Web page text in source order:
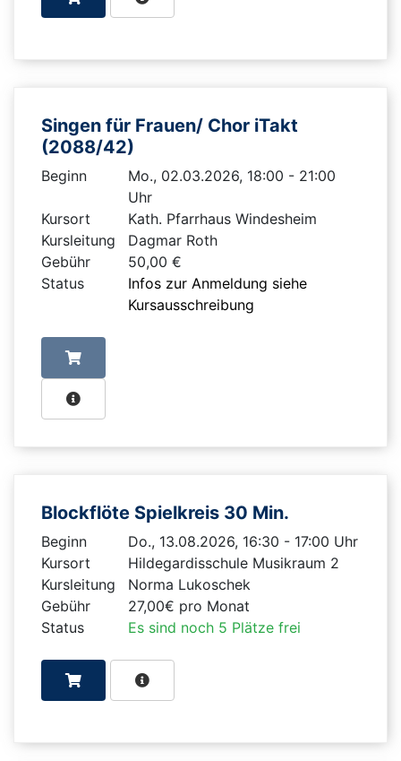
Singen für Frauen/ Chor iTakt
(2088/42)
Beginn
Mo., 02.03.2026, 18:00 - 21:00
Uhr
Kursort
Kath. Pfarrhaus Windesheim
Kursleitung
Dagmar Roth
Gebühr
50,00 €
Status
Infos zur Anmeldung siehe
Kursausschreibung
Blockflöte Spielkreis 30 Min.
Beginn
Do., 13.08.2026, 16:30 - 17:00 Uhr
Kursort
Hildegardisschule Musikraum 2
Kursleitung
Norma Lukoschek
Gebühr
27,00€ pro Monat
Status
Es sind noch 5 Plätze frei